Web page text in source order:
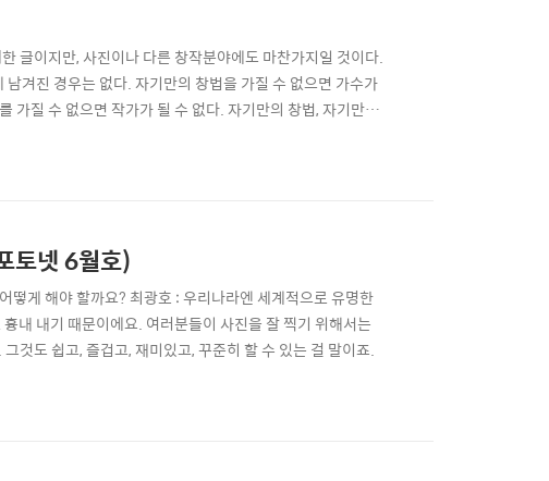
글이지만, 사진이나 다른 창작분야에도 마찬가지일 것이다.
겨진 경우는 없다. 자기만의 창법을 가질 수 없으면 가수가
가질 수 없으면 작가가 될 수 없다. 자기만의 창법, 자기만의
. 가수가 남들이 흉내낼 수 없는 창법으로 노래를 부를 수 있
토넷 6월호)
떻게 해야 할까요? 최광호 : 우리나라엔 세계적으로 유명한
내 내기 때문이에요. 여러분들이 사진을 잘 찍기 위해서는
것도 쉽고, 즐겁고, 재미있고, 꾸준히 할 수 있는 걸 말이죠.